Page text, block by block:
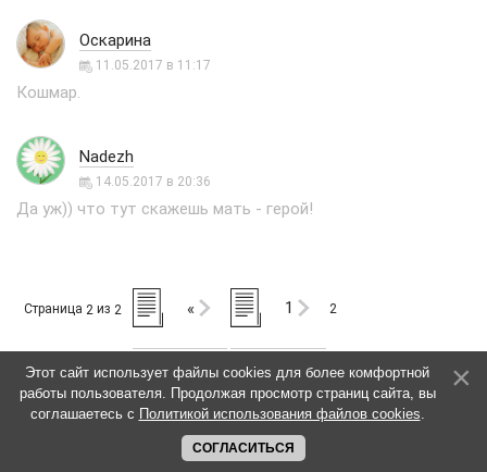
Оскарина
11.05.2017 в 11:17
Кошмар.
Nadezh
14.05.2017 в 20:36
Да уж)) что тут скажешь мать - герой!
Страница 2 из 2 « 1 2
Этот сайт использует файлы cookies для более комфортной
работы пользователя. Продолжая просмотр страниц сайта, вы
соглашаетесь с Политикой использования файлов cookies.
СОГЛАСИТЬСЯ